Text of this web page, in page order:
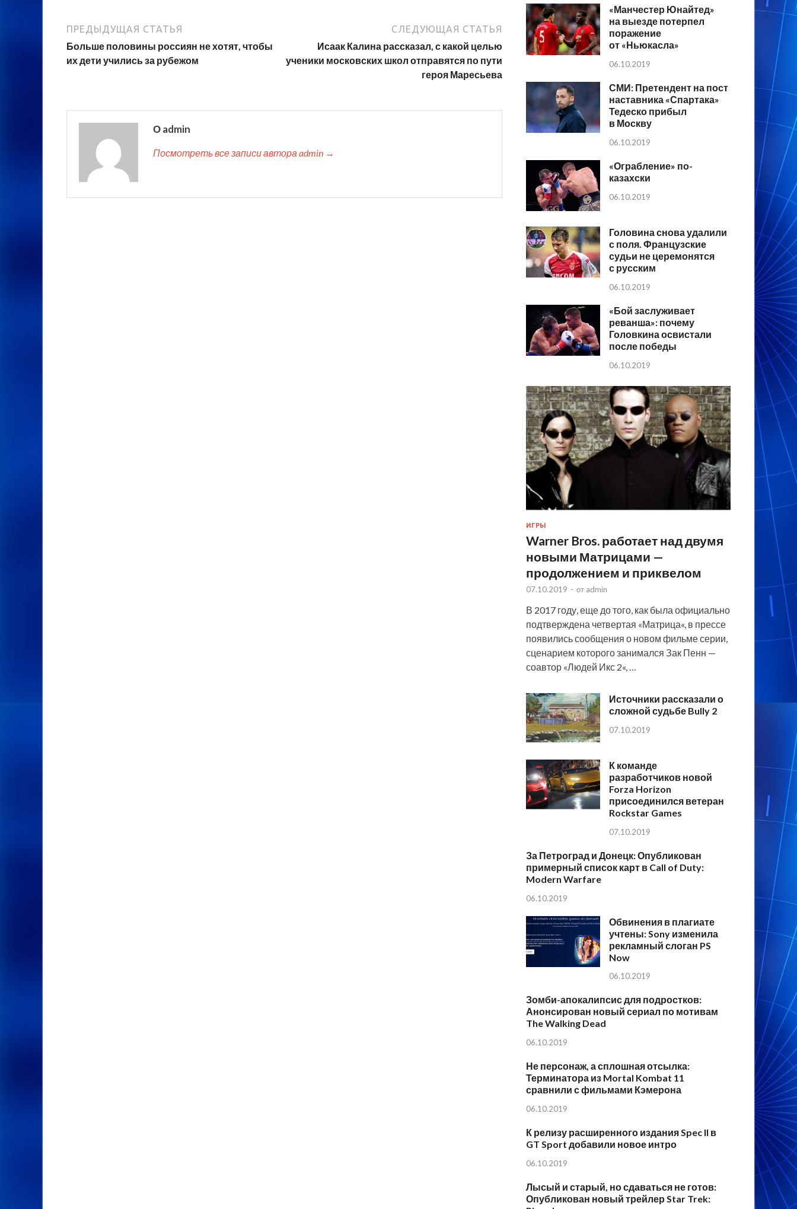
ПРЕДЫДУЩАЯ СТАТЬЯ
Больше половины россиян не хотят, чтобы
их дети учились за рубежом
СЛЕДУЮЩАЯ СТАТЬЯ
Исаак Калина рассказал, с какой целью
ученики московских школ отправятся по пути
героя Маресьева
О admin
Посмотреть все записи автора admin →
«Манчестер Юнайтед»
на выезде потерпел
поражение
от «Ньюкасла»
06.10.2019
СМИ: Претендент на пост
наставника «Спартака»
Тедеско прибыл
в Москву
06.10.2019
«Ограбление» по-
казахски
06.10.2019
Головина снова удалили
с поля. Французские
судьи не церемонятся
с русским
06.10.2019
«Бой заслуживает
реванша»: почему
Головкина освистали
после победы
06.10.2019
ИГРЫ
Warner Bros. работает над двумя
новыми Матрицами —
продолжением и приквелом
07.10.2019 - от admin
В 2017 году, еще до того, как была официально
подтверждена четвертая «Матрица«, в прессе
появились сообщения о новом фильме серии,
сценарием которого занимался Зак Пенн —
соавтор «Людей Икс 2«, …
Источники рассказали о
сложной судьбе Bully 2
07.10.2019
К команде
разработчиков новой
Forza Horizon
присоединился ветеран
Rockstar Games
07.10.2019
За Петроград и Донецк: Опубликован
примерный список карт в Call of Duty:
Modern Warfare
06.10.2019
Обвинения в плагиате
учтены: Sony изменила
рекламный слоган PS
Now
06.10.2019
Зомби-апокалипсис для подростков:
Анонсирован новый сериал по мотивам
The Walking Dead
06.10.2019
Не персонаж, а сплошная отсылка:
Терминатора из Mortal Kombat 11
сравнили с фильмами Кэмерона
06.10.2019
К релизу расширенного издания Spec II в
GT Sport добавили новое интро
06.10.2019
Лысый и старый, но сдаваться не готов:
Опубликован новый трейлер Star Trek: